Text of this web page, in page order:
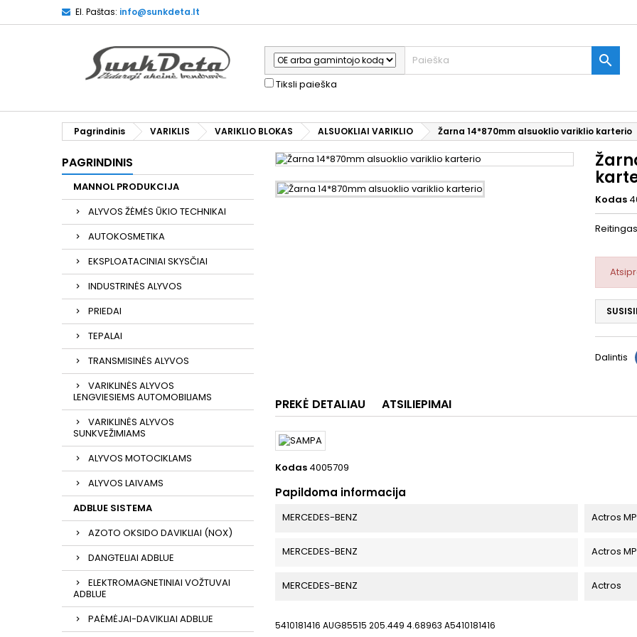
El. Paštas: info@sunkdeta.lt
Tiksli paieška

Pagrindinis VARIKLIS VARIKLIO BLOKAS ALSUOKLIAI VARIKLIO Žarna 14*870mm alsuoklio variklio karterio
PAGRINDINIS
MANNOL PRODUKCIJA
ALYVOS ŽĖMĖS ŪKIO TECHNIKAI
AUTOKOSMETIKA
EKSPLOATACINIAI SKYSČIAI
INDUSTRINĖS ALYVOS
PRIEDAI
TEPALAI
TRANSMISINĖS ALYVOS
VARIKLINĖS ALYVOS
LENGVIESIEMS AUTOMOBILIAMS
VARIKLINĖS ALYVOS
SUNKVEŽIMIAMS
ALYVOS MOTOCIKLAMS
ALYVOS LAIVAMS
ADBLUE SISTEMA
AZOTO OKSIDO DAVIKLIAI (NOX)
DANGTELIAI ADBLUE
ELEKTROMAGNETINIAI VOŽTUVAI
ADBLUE
PAĖMĖJAI-DAVIKLIAI ADBLUE
Kodas
Reitingas
Dalintis
PREKĖ DETALIAU ATSILIEPIMAI
Kodas 4005709
Papildoma informacija
MERCEDES-BENZ Actros
MERCEDES-BENZ Actros
MERCEDES-BENZ Actros
5410181416 AUG85515 205.449 4.68963 A5410181416